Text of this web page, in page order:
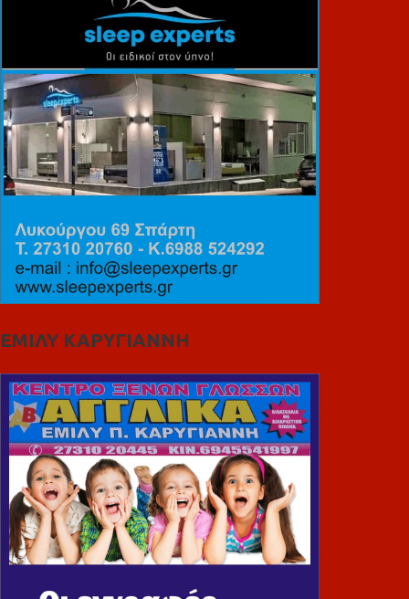
ΕΜΙΛΥ ΚΑΡΥΓΙΑΝΝΗ